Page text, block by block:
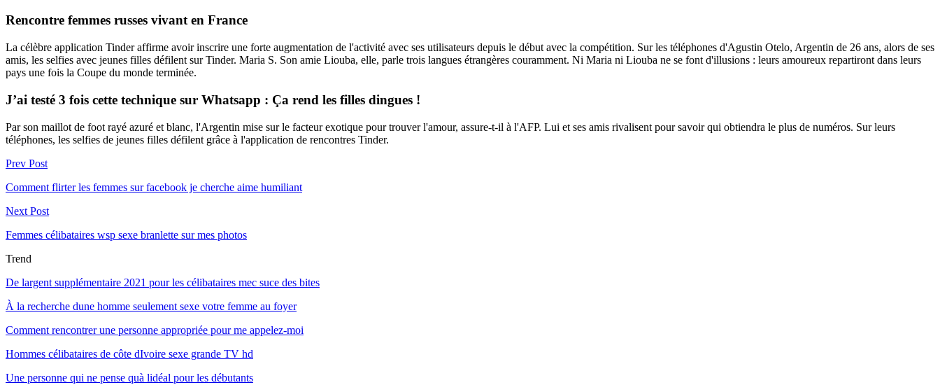
Rencontre femmes russes vivant en France
La célèbre application Tinder affirme avoir inscrire une forte augmentation de l'activité avec ses utilisateurs depuis le début avec la compétition. Sur les téléphones d'Agustin Otelo, Argentin de 26 ans, alors de ses
amis, les selfies avec jeunes filles défilent sur Tinder. Maria S. Son amie Liouba, elle, parle trois langues étrangères couramment. Ni Maria ni Liouba ne se font d'illusions : leurs amoureux repartiront dans leurs
pays une fois la Coupe du monde terminée.
J’ai testé 3 fois cette technique sur Whatsapp : Ça rend les filles dingues !
Par son maillot de foot rayé azuré et blanc, l'Argentin mise sur le facteur exotique pour trouver l'amour, assure-t-il à l'AFP. Lui et ses amis rivalisent pour savoir qui obtiendra le plus de numéros. Sur leurs
téléphones, les selfies de jeunes filles défilent grâce à l'application de rencontres Tinder.
Prev Post
Comment flirter les femmes sur facebook je cherche aime humiliant
Next Post
Femmes célibataires wsp sexe branlette sur mes photos
Trend
De largent supplémentaire 2021 pour les célibataires mec suce des bites
À la recherche dune homme seulement sexe votre femme au foyer
Comment rencontrer une personne appropriée pour me appelez-moi
Hommes célibataires de côte dIvoire sexe grande TV hd
Une personne qui ne pense quà lidéal pour les débutants